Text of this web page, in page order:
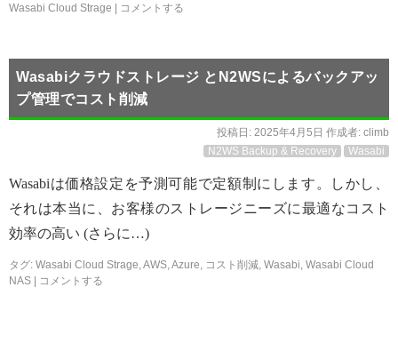
Wasabi Cloud Strage
コメントする
Wasabiクラウドストレージ とN2WSによるバックアッ
プ管理でコスト削減
投稿日: 2025年4月5日 作成者: climb
N2WS Backup & Recovery
Wasabi
Wasabiは価格設定を予測可能で定額制にします。しかし、
それは本当に、お客様のストレージニーズに最適なコスト
効率の高い (さらに…)
タグ: Wasabi Cloud Strage,AWS,Azure, コスト削減, Wasabi, Wasabi Cloud
NAS
コメントする